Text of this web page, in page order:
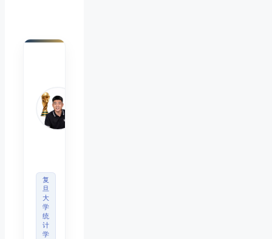
复
旦
大
学
统
计
学